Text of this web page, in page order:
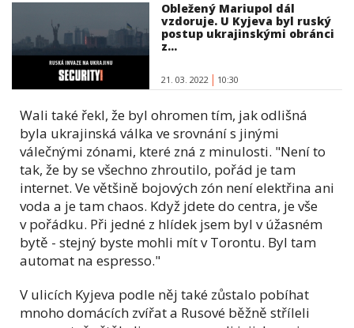
Obležený Mariupol dál
vzdoruje. U Kyjeva byl ruský
postup ukrajinskými obránci
z...
21. 03. 2022 10:30
Wali také řekl, že byl ohromen tím, jak odlišná
byla ukrajinská válka ve srovnání s jinými
válečnými zónami, které zná z minulosti. "Není to
tak, že by se všechno zhroutilo, pořád je tam
internet. Ve většině bojových zón není elektřina ani
voda a je tam chaos. Když jdete do centra, je vše
v pořádku. Při jedné z hlídek jsem byl v úžasném
bytě - stejný byste mohli mít v Torontu. Byl tam
automat na espresso."
V ulicích Kyjeva podle něj také zůstalo pobíhat
mnoho domácích zvířat a Rusové běžně stříleli